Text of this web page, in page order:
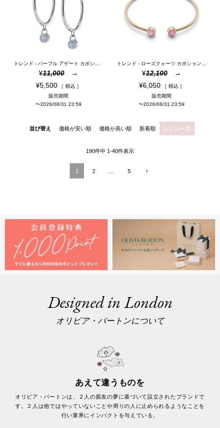
トレンド - パープル アゲート カボション シルバー ジェムストーン フープ ピアス
¥11,000
¥5,500
税込
販売期間
〜2026/08/31 23:59
トレンド - ローズクォーツ カボション ローズゴールド ジェムストーン バングル
¥12,100
¥6,050
税込
販売期間
〜2026/08/31 23:59
並び替え 価格が安い順 価格が高い順 新着順 レビュー順
190件中 1-40件表示
1 2 5
Designed in London
オリビア・バートンについて
あえて違うものを
オリビア・バートンは、２人の親友の夢に基づいて設立されたブランドで
す。２人は他ではやっていないことや周りの人に止められるようなことを
行い業界にインパクトを与えている。